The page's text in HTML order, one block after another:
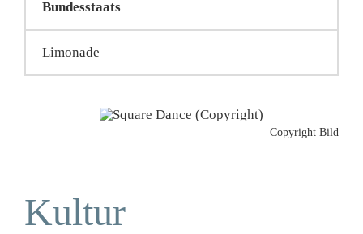
Bundesstaats
Limonade
Copyright Bild
Kultur